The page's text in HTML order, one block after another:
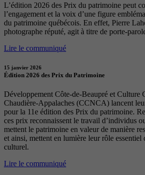
L’édition 2026 des Prix du patrimoine peut
l’engagement et la voix d’une figure
du patrimoine québécois. En effet, Pierre
photographe réputé, agit à titre de porte-
Lire le communiqué
15 janvier 2026
Édition 2026 des Prix du Patrimoine
Développement Côte-de-Beaupré et Culture
Chaudière-Appalaches (CCNCA) lancent
pour la 11e édition des Prix du patrimoine.
ces prix reconnaissent le travail d’individus
mettent le patrimoine en valeur de manière
et ainsi, mettent en lumière leur rôle essentiel
culturel.
Lire le communiqué